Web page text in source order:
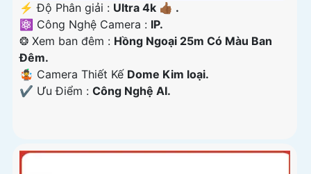
️⚡ Độ Phân giải : Ultra 4k 👍🏾 .
⚛️ Công Nghệ Camera : IP.
❂ Xem ban đêm : Hồng Ngoại 25m Có Màu Ban
Ðêm.
🤹 Camera Thiết Kế Dome Kim loại.
️✔️ Ưu Điểm : Công Nghệ AI.